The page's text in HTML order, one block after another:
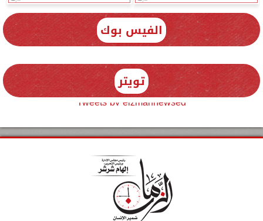
الفيس بوك
تويتر
Tweets by elzmannewseg